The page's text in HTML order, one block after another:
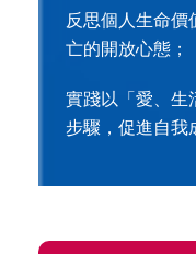
反思個人生命價
亡的開放心態；
實踐以「愛、生
步驟，促進自我